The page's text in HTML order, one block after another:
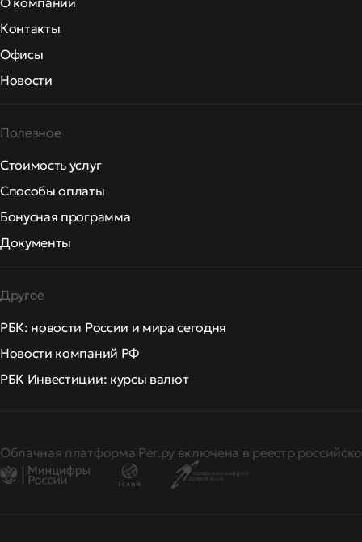
Контакты
Офисы
Новости
Полезное
Стоимость услуг
Способы оплаты
Бонусная программа
Документы
Другое
РБК: новости России и мира сегодня
Новости компаний РФ
РБК Инвестиции: курсы валют
Облачная платформа Рег.ру включена в реестр